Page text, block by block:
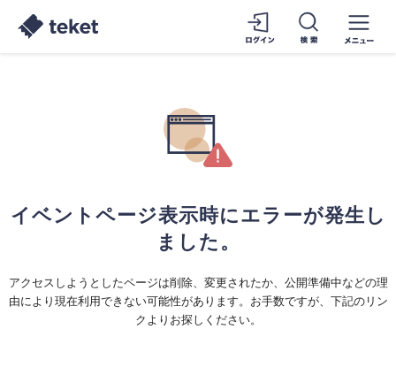
イベントページ表示時にエラーが発生し
ました。
アクセスしようとしたページは削除、変更されたか、公開準備中などの理
由により現在利用できない可能性があります。お手数ですが、下記のリン
クよりお探しください。